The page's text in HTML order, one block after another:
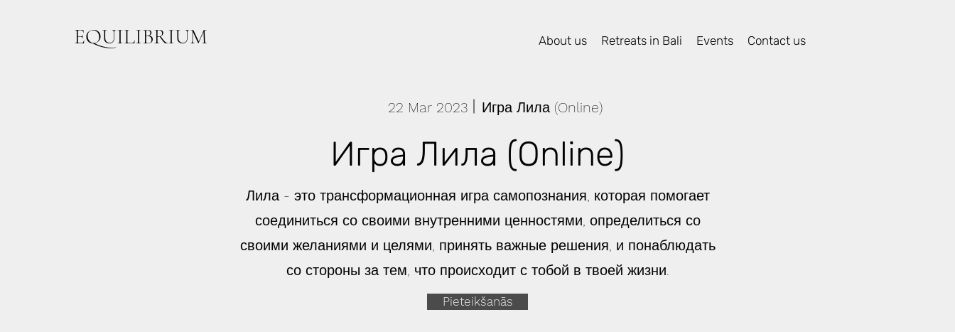
EQUILIBRIUM About us Retreats in Bali Events Contact us
22 Mar 2023 Игра Лила (Online)
Игра Лила (Online)
Лила - это трансформационная игра самопознания, которая помогает
соединиться со своими внутренними ценностями, определиться со
своими желаниями и целями, принять важные решения, и понаблюдать
со стороны за тем, что происходит с тобой в твоей жизни.
Pieteikšanās